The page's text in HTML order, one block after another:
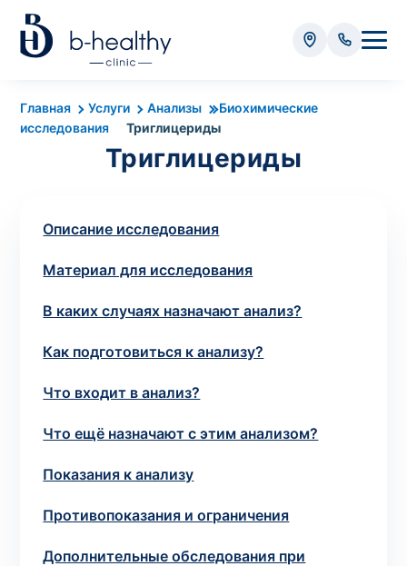
Главная Услуги Анализы
Биохимические
исследования
Триглицериды
Триглицериды
Описание исследования
Материал для исследования
В каких случаях назначают анализ?
Как подготовиться к анализу?
Что входит в анализ?
Что ещё назначают с этим анализом?
Показания к анализу
Противопоказания и ограничения
Дополнительные обследования при
Анализы
* Оплачивается дополнительно (в зависимости от вида
крови) – от 35 грн
Итого: 0 грн
Попередній запис на дослідження не
зіскрібки. Взяття біоматеріалу для них
виконує лікар – необхідий